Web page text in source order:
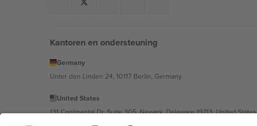
Kantoren en ondersteuning
Germany
Unter den Linden 24, 10117 Berlin, Germany
United States
131 Continental Dr, Suite 305, Newark, Delaware 19713, United States